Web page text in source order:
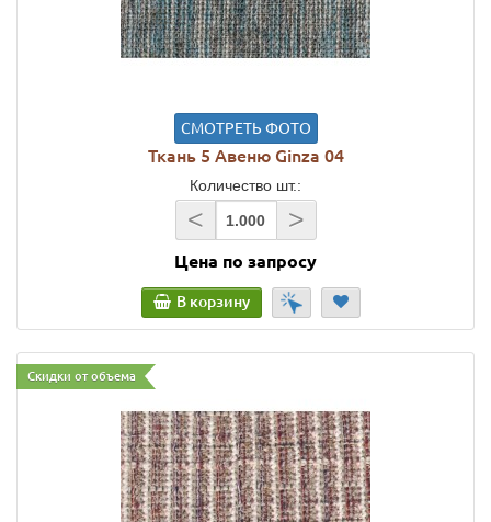
СМОТРЕТЬ ФОТО
Ткань 5 Авеню Ginza 04
Количество шт.:
< >
Цена по запросу
В корзину
Скидки от объема